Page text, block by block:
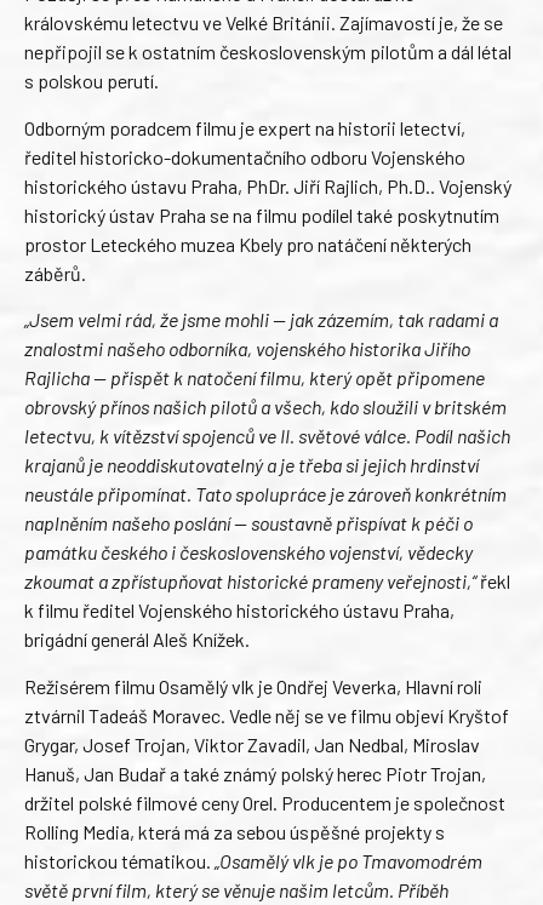
královskému letectvu ve Velké Británii. Zajímavostí je, že se
nepřipojil se k ostatním československým pilotům a dál létal
s polskou perutí.
Odborným poradcem filmu je expert na historii letectví,
ředitel historicko-dokumentačního odboru Vojenského
historického ústavu Praha, PhDr. Jiří Rajlich, Ph.D.. Vojenský
historický ústav Praha se na filmu podílel také poskytnutím
prostor Leteckého muzea Kbely pro natáčení některých
záběrů.
„Jsem velmi rád, že jsme mohli — jak zázemím, tak radami a
znalostmi našeho odborníka, vojenského historika Jiřího
Rajlicha — přispět k natočení filmu, který opět připomene
obrovský přínos našich pilotů a všech, kdo sloužili v britském
letectvu, k vítězství spojenců ve II. světové válce. Podíl našich
krajanů je neoddiskutovatelný a je třeba si jejich hrdinství
neustále připomínat. Tato spolupráce je zároveň konkrétním
naplněním našeho poslání — soustavně přispívat k péči o
památku českého i československého vojenství, vědecky
zkoumat a zpřístupňovat historické prameny veřejnosti,“řekl
k filmu ředitel Vojenského historického ústavu Praha,
brigádní generál Aleš Knížek.
Režisérem filmu Osamělý vlk je Ondřej Veverka, Hlavní roli
ztvárnil Tadeáš Moravec. Vedle něj se ve filmu objeví Kryštof
Grygar, Josef Trojan, Viktor Zavadil, Jan Nedbal, Miroslav
Hanuš, Jan Budař a také známý polský herec Piotr Trojan,
držitel polské filmové ceny Orel. Producentem je společnost
Rolling Media, která má za sebou úspěšné projekty s
historickou tématikou.
„Osamělý vlk je po Tmavomodrém
světě první film, který se věnuje našim letcům. Příběh